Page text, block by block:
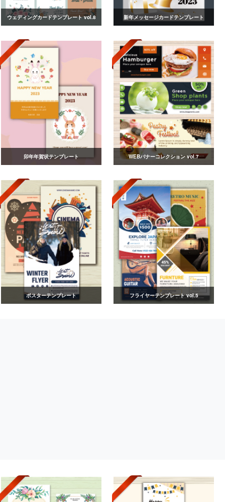
ウェディングカードテンプレート vol.8 新年メッセージカードテンプレート
卯年年賀状テンプレート WEBバナーコレクション vol.7
ポスターテンプレート フライヤーテンプレート vol.5